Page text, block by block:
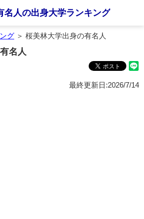
名人の出身大学ランキング
グ ＞ 桜美林大学出身の有名人
名人
最終更新日:2026/7/14